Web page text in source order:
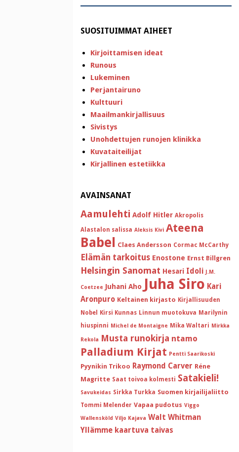
SUOSITUIMMAT AIHEET
Kirjoittamisen ideat
Runous
Lukeminen
Perjantairuno
Kulttuuri
Maailmankirjallisuus
Sivistys
Unohdettujen runojen klinikka
Kuvataiteilijat
Kirjallinen estetiikka
AVAINSANAT
Aamulehti Adolf Hitler Akropolis
Alastalon salissa Aleksis Kivi Ateena
Babel Claes Andersson Cormac McCarthy
Elämän tarkoitus Enostone Ernst Billgren
Helsingin Sanomat Hesari Idoli J.M.
Coetzee Juhani Aho Juha Siro Kari
Aronpuro Keltainen kirjasto Kirjallisuuden
Nobel
Kirsi Kunnas Linnun muotokuva Marilynin
hiuspinni Michel de Montaigne Mika Waltari Mirkka
Rekola Musta runokirja ntamo
Palladium Kirjat Pentti Saarikoski
Pyynikin Trikoo Raymond Carver Réne
Magritte Saat toivoa kolmesti Satakieli!
Savukeidas Sirkka Turkka Suomen kirjailijaliitto
Tommi Melender Vapaa pudotus Viggo
Wallensköld Viljo Kajava Walt Whitman
Yllämme kaartuva taivas